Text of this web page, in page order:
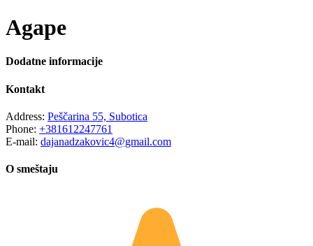
Agape
Dodatne informacije
Kontakt
Address: Peščarina 55, Subotica
Phone: +381612247761
E-mail: dajanadzakovic4@gmail.com
O smeštaju